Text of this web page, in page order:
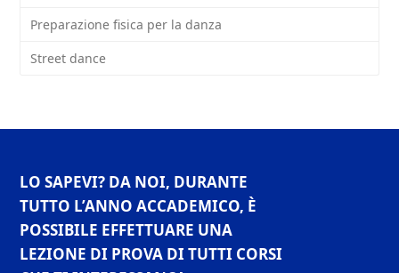
Preparazione fisica per la danza
Street dance
LO SAPEVI? DA NOI, DURANTE
TUTTO L’ANNO ACCADEMICO, È
POSSIBILE EFFETTUARE UNA
LEZIONE DI PROVA DI TUTTI CORSI